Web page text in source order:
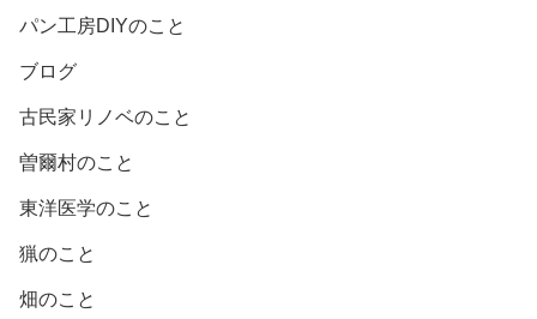
パン工房DIYのこと
ブログ
古民家リノベのこと
曽爾村のこと
東洋医学のこと
猟のこと
畑のこと